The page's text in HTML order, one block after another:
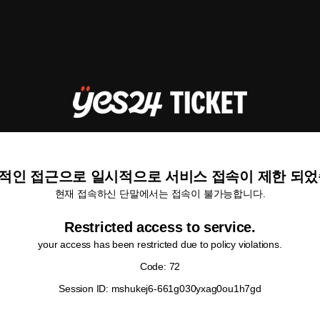
인 접근으로 일시적으로 서비스 접속이 제한 되
현재 접속하신 단말에서는 접속이 불가능합니다.
Restricted access to service.
your access has been restricted due to policy violations.
Code: 72
Session ID: mshukej6-661g030yxag0ou1h7gd